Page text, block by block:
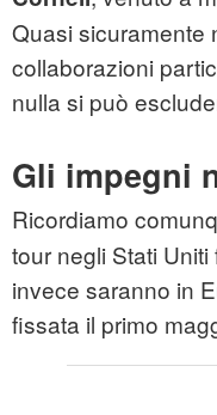
Quasi sicuramente
collaborazioni
nulla si può
Gli impegni
Ricordiamo
tour negli Stati
invece saranno in
fissata il primo